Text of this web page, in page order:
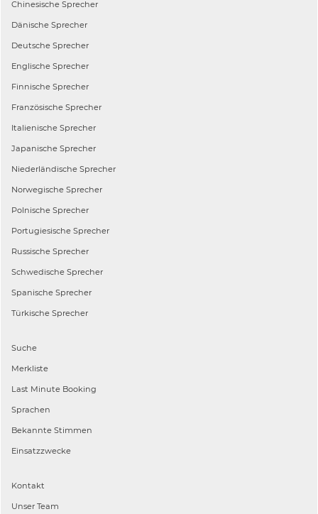
Chinesische Sprecher
Dänische Sprecher
Deutsche Sprecher
Englische Sprecher
Finnische Sprecher
Französische Sprecher
Italienische Sprecher
Japanische Sprecher
Niederländische Sprecher
Norwegische Sprecher
Polnische Sprecher
Portugiesische Sprecher
Russische Sprecher
Schwedische Sprecher
Spanische Sprecher
Türkische Sprecher
Suche
Merkliste
Last Minute Booking
Sprachen
Bekannte Stimmen
Einsatzzwecke
Kontakt
Unser Team